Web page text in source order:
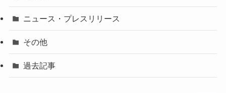
ニュース・プレスリリース
その他
過去記事